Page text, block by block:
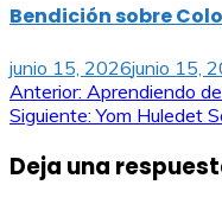
Bendición sobre
junio 15, 2026junio 15,
Navegación
entradas
Anterior: Aprendiendo
Siguiente: Yom Huledet
Deja una